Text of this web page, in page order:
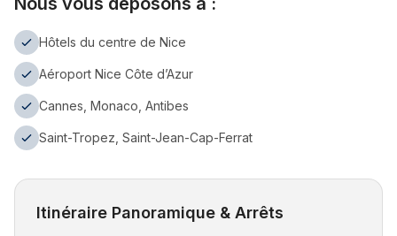
Hôtels du centre de Nice
Aéroport Nice Côte d’Azur
Cannes, Monaco, Antibes
Saint-Tropez, Saint-Jean-Cap-Ferrat
Itinéraire Panoramique & Arrêts